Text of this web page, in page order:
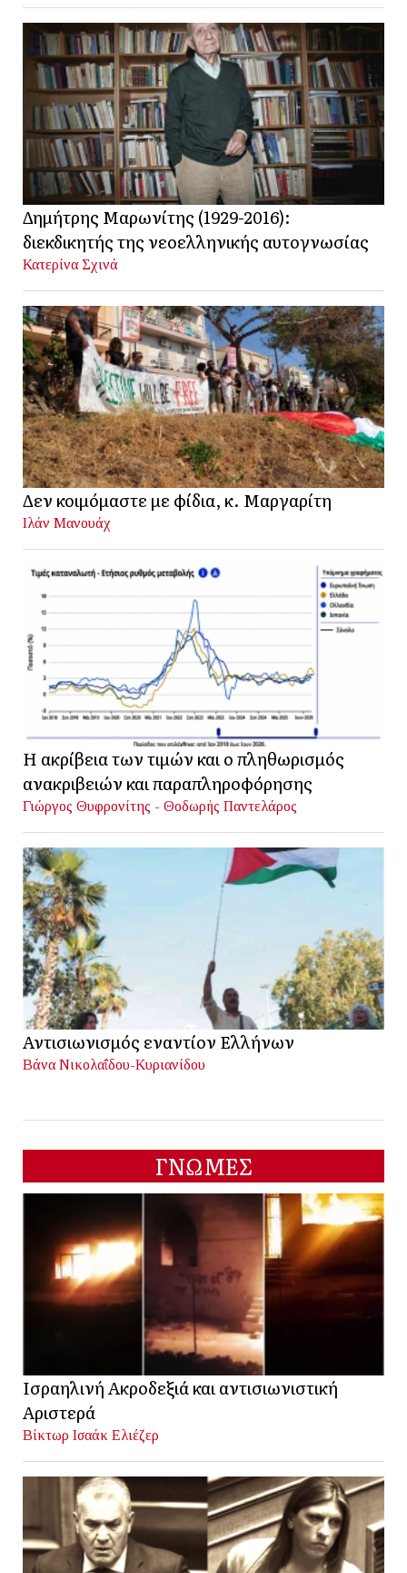
Δημήτρης Μαρωνίτης (1929-2016):
διεκδικητής της νεοελληνικής αυτογνωσίας
Κατερίνα Σχινά
Δεν κοιμόμαστε με φίδια, κ. Μαργαρίτη
Ιλάν Μανουάχ
Η ακρίβεια των τιμών και ο πληθωρισμός
ανακριβειών και παραπληροφόρησης
Γιώργος Θυφρονίτης - Θοδωρής Παντελάρος
Αντισιωνισμός εναντίον Ελλήνων
Βάνα Νικολαΐδου-Κυριανίδου
ΓΝΩΜΕΣ
Ισραηλινή Ακροδεξιά και αντισιωνιστική
Αριστερά
Βίκτωρ Ισαάκ Ελιέζερ